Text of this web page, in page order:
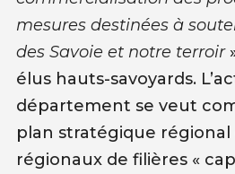
mesures destinées à
des Savoie et notre terroir
élus hauts-savoyards.
département se veut
plan stratégique régional
régionaux de filières «